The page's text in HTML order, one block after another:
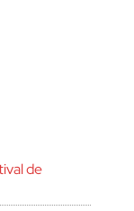
de